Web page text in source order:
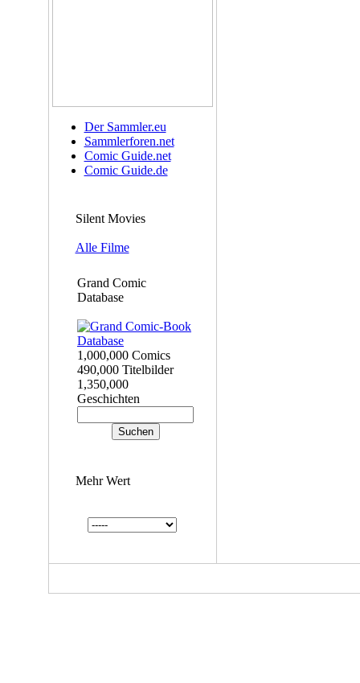
Der Sammler.eu
Sammlerforen.net
Comic Guide.net
Comic Guide.de
Silent Movies
Alle Filme
Grand Comic
Database
1,000,000 Comics
490,000 Titelbilder
1,350,000
Geschichten
Mehr Wert